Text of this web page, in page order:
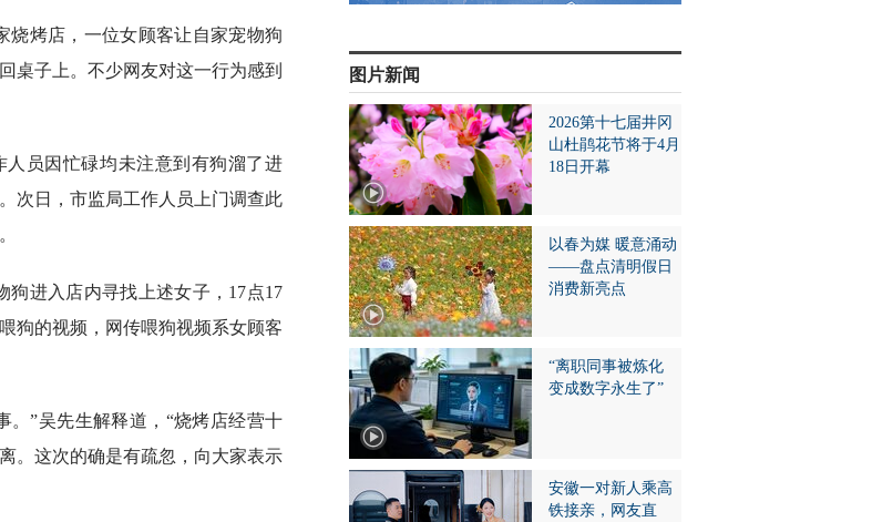
烧烤店，一位女顾客让自家宠物狗
桌子上。不少网友对这一行为感到
员因忙碌均未注意到有狗溜了进
次日，市监局工作人员上门调查此
狗进入店内寻找上述女子，17点17
狗的视频，网传喂狗视频系女顾客
。”吴先生解释道，“烧烤店经营十
。这次的确是有疏忽，向大家表示
图片新闻
2026第十七届井冈
山杜鹃花节将于4月
18日开幕
以春为媒 暖意涌动
——盘点清明假日
消费新亮点
“离职同事被炼化
变成数字永生了”
安徽一对新人乘高
铁接亲，网友直